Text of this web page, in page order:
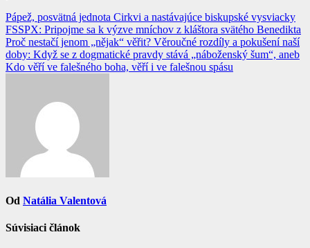
Navigácia
v
článku
Pápež, posvätná jednota Cirkvi a nastávajúce biskupské vysviacky
FSSPX: Pripojme sa k výzve mníchov z kláštora svätého Benedikta
Proč nestačí jenom „nějak“ věřit? Věroučné rozdíly a pokušení naší
doby: Když se z dogmatické pravdy stává „náboženský šum“, aneb
Kdo věří ve falešného boha, věří i ve falešnou spásu
Od Natália Valentová
Súvisiaci článok